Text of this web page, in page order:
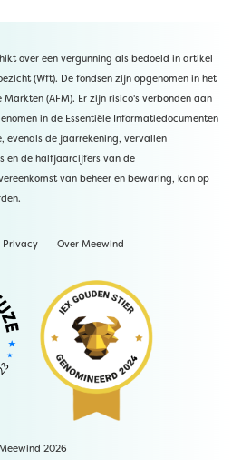
over een vergunning als bedoeld in artikel
(Wft). De fondsen zijn opgenomen in het
(AFM). Er zijn risico's verbonden aan
in de Essentiële Informatiedocumenten
evenals de jaarrekening, vervallen
en de halfjaarcijfers van de
van beheer en bewaring, kan op
Privacy Over Meewind
2026